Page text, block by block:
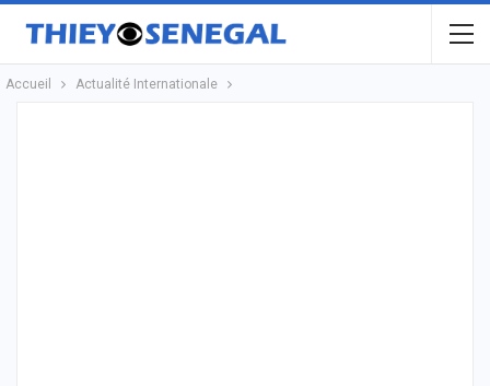
Accueil Actualité Internationale